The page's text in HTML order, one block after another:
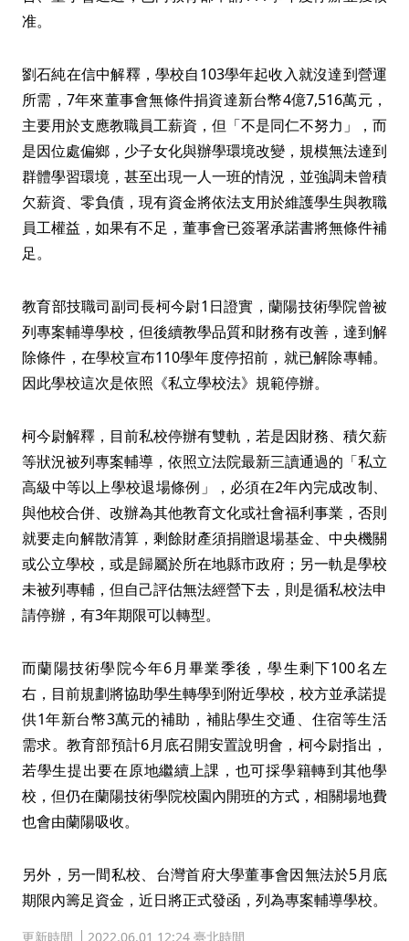
准。
劉石純在信中解釋，學校自103學年起收入就沒達到營運
所需，7年來董事會無條件捐資達新台幣4億7,516萬元，
主要用於支應教職員工薪資，但「不是同仁不努力」，而
是因位處偏鄉，少子女化與辦學環境改變，規模無法達到
群體學習環境，甚至出現一人一班的情況，並強調未曾積
欠薪資、零負債，現有資金將依法支用於維護學生與教職
員工權益，如果有不足，董事會已簽署承諾書將無條件補
足。
教育部技職司副司長柯今尉1日證實，蘭陽技術學院曾被
列專案輔導學校，但後續教學品質和財務有改善，達到解
除條件，在學校宣布110學年度停招前，就已解除專輔。
因此學校這次是依照《私立學校法》規範停辦。
柯今尉解釋，目前私校停辦有雙軌，若是因財務、積欠薪
等狀況被列專案輔導，依照立法院最新三讀通過的「私立
高級中等以上學校退場條例」，必須在2年內完成改制、
與他校合併、改辦為其他教育文化或社會福利事業，否則
就要走向解散清算，剩餘財產須捐贈退場基金、中央機關
或公立學校，或是歸屬於所在地縣市政府；另一軌是學校
未被列專輔，但自己評估無法經營下去，則是循私校法申
請停辦，有3年期限可以轉型。
而蘭陽技術學院今年6月畢業季後，學生剩下100名左
右，目前規劃將協助學生轉學到附近學校，校方並承諾提
供1年新台幣3萬元的補助，補貼學生交通、住宿等生活
需求。教育部預計6月底召開安置說明會，柯今尉指出，
若學生提出要在原地繼續上課，也可採學籍轉到其他學
校，但仍在蘭陽技術學院校園內開班的方式，相關場地費
也會由蘭陽吸收。
另外，另一間私校、台灣首府大學董事會因無法於5月底
期限內籌足資金，近日將正式發函，列為專案輔導學校。
更新時間 2022.06.01 12:24 臺北時間